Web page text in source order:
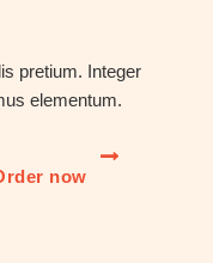
pretium. Integer
elementum.
now